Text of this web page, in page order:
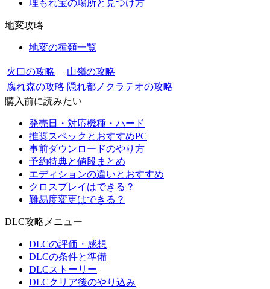
埋もれ宝の場所と見つけ方
地変攻略
地変の種類一覧
火口の攻略
山嶺の攻略
腐れ森の攻略 隠れ都ノクラテオの攻略
購入前に読みたい
発売日・対応機種・ハード
推奨スペックとおすすめPC
事前ダウンロードのやり方
予約特典と値段まとめ
エディションの違いとおすすめ
クロスプレイはできる？
難易度変更はできる？
DLC攻略メニュー
DLCの評価・感想
DLCの条件と準備
DLCストーリー
DLCクリア後のやり込み